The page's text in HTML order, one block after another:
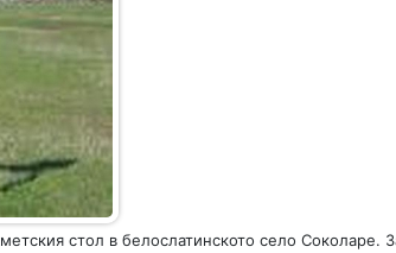
стол в белослатинското село